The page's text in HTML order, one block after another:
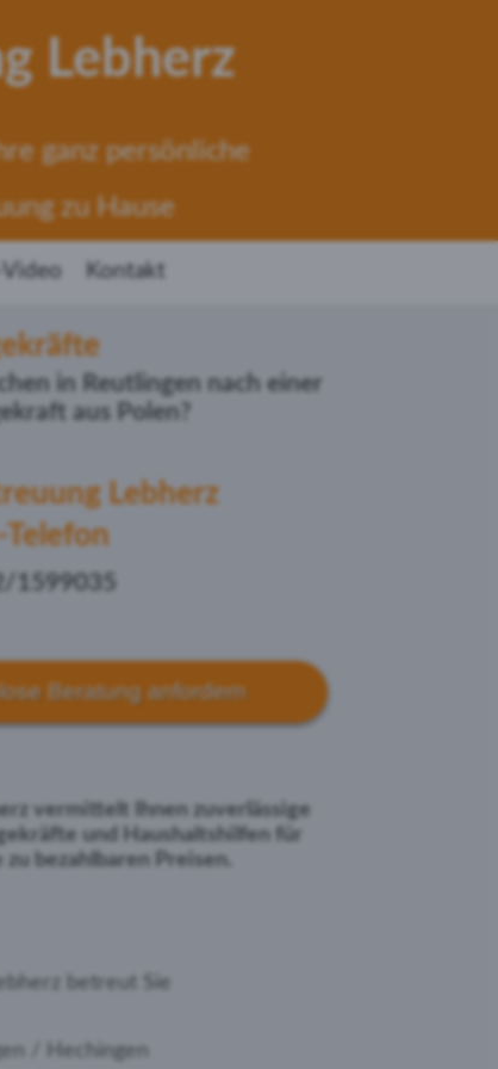
Lebherz
ganz persönliche
zu Hause
Video Kontakt
in Reutlingen nach einer
aus Polen?
Lebherz
1599035
Beratung anfordern
vermittelt Ihnen zuverlässige
und Haushaltshilfen für
bezahlbaren Preisen.
betreut Sie
/ Hechingen